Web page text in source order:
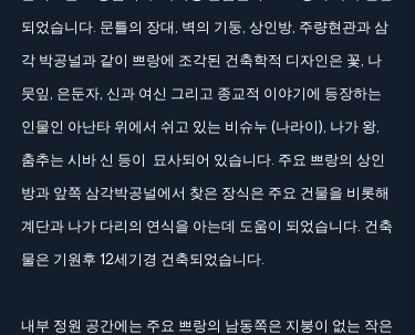
되었습니다. 문틀의 장대, 벽의 기둥, 상인방, 주량현관과 삼
각 박공널과 같이 쁘랑에 조각된 건축학적 디자인은 꽃, 나
뭇잎, 은둔자, 신과 여신 그리고 종교적 이야기에 등장하는
인물인 아난타 위에서 쉬고 있는 비슈누 (나라이), 나가 왕,
춤추는 시바 신 등이 묘사되어 있습니다. 주요 쁘랑의 상인
방과 앞쪽 삼각박공널에서 찾은 장식은 주요 건물을 비롯해
계단과 나가 다리의 연식을 아는데 도움이 되었습니다. 건축
물은 기원후 12세기경 건축되었습니다.
내부 정원 공간에는 주요 쁘랑의 남동쪽은 지붕이 없는 작은